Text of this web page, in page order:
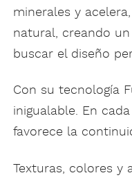
minerales y
natural, creando
buscar el diseño
Con su tecnología
inigualable. En
favorece la
Texturas, colores y